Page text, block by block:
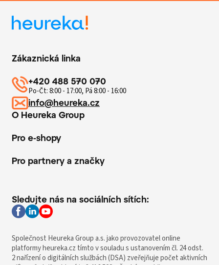
O Heureka Group
Pro e-shopy
Pro partnery a značky
Zákaznická linka
+420 488 570 070
Po-Čt: 8:00 - 17:00, Pá 8:00 - 16:00
info@heureka.cz
Sledujte nás na sociálních sítích:
Společnost Heureka Group a.s. jako provozovatel online
platformy heureka.cz tímto v souladu s ustanovením čl. 24 odst.
2 nařízení o digitálních službách (DSA) zveřejňuje počet aktivních